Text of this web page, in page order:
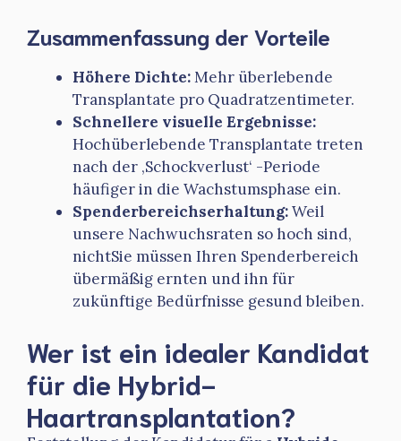
Zusammenfassung der Vorteile
Höhere Dichte:Mehr überlebende
Transplantate pro Quadratzentimeter.
Schnellere visuelle Ergebnisse:
Hochüberlebende Transplantate treten
nach der ‚Schockverlust‘ -Periode
häufiger in die Wachstumsphase ein.
Spenderbereichserhaltung:Weil
unsere Nachwuchsraten so hoch sind,
nichtSie müssen Ihren Spenderbereich
übermäßig ernten und ihn für
zukünftige Bedürfnisse gesund bleiben.
Wer ist ein idealer Kandidat
für die Hybrid-
Haartransplantation?